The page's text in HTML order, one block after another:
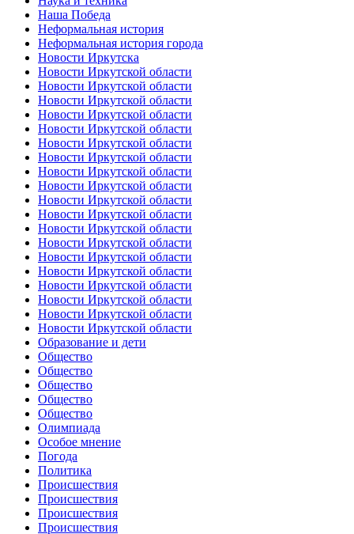
Наша Победа
Неформальная история
Неформальная история города
Новости Иркутска
Новости Иркутской области
Новости Иркутской области
Новости Иркутской области
Новости Иркутской области
Новости Иркутской области
Новости Иркутской области
Новости Иркутской области
Новости Иркутской области
Новости Иркутской области
Новости Иркутской области
Новости Иркутской области
Новости Иркутской области
Новости Иркутской области
Новости Иркутской области
Новости Иркутской области
Новости Иркутской области
Новости Иркутской области
Новости Иркутской области
Новости Иркутской области
Образование и дети
Общество
Общество
Общество
Общество
Общество
Олимпиада
Особое мнение
Погода
Политика
Происшествия
Происшествия
Происшествия
Происшествия